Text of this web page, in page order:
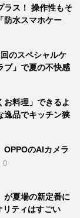
ラス！ 操作性もそ
防水スマホケー
のスペシャルケ
ブ」で夏の不快感
お料理」できるよ
逸品でキッチン狭
OPPOのAIカメラ
0
が夏場の新定番に
リティはすごい